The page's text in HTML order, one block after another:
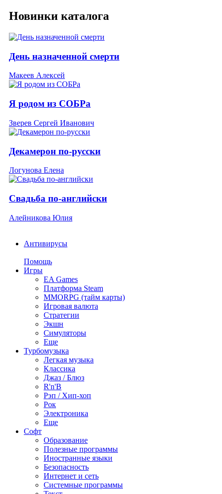
Новинки каталога
День назначенной смерти
Макеев Алексей
Я родом из СОБРа
Зверев Сергей Иванович
Декамерон по-русски
Логунова Елена
Свадьба по-английски
Алейникова Юлия
Антивирусы
Помощь
Игры
EA Games
Платформа Steam
MMORPG (тайм карты)
Игровая валюта
Стратегии
Экшн
Симуляторы
Еще
Турбомузыка
Легкая музыка
Классика
Джаз / Блюз
R'n'B
Рэп / Хип-хоп
Рок
Электроника
Еще
Софт
Образование
Полезные программы
Иностранные языки
Безопасность
Интернет и сеть
Системные программы